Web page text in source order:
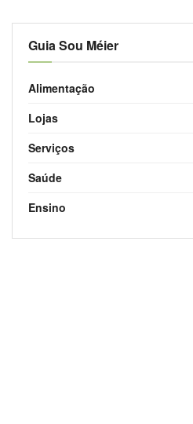
Guia Sou Méier
Alimentação
Lojas
Serviços
Saúde
Ensino